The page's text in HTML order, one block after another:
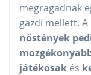
megragadnak
gazdi mellett.
nőstények
játékosak és